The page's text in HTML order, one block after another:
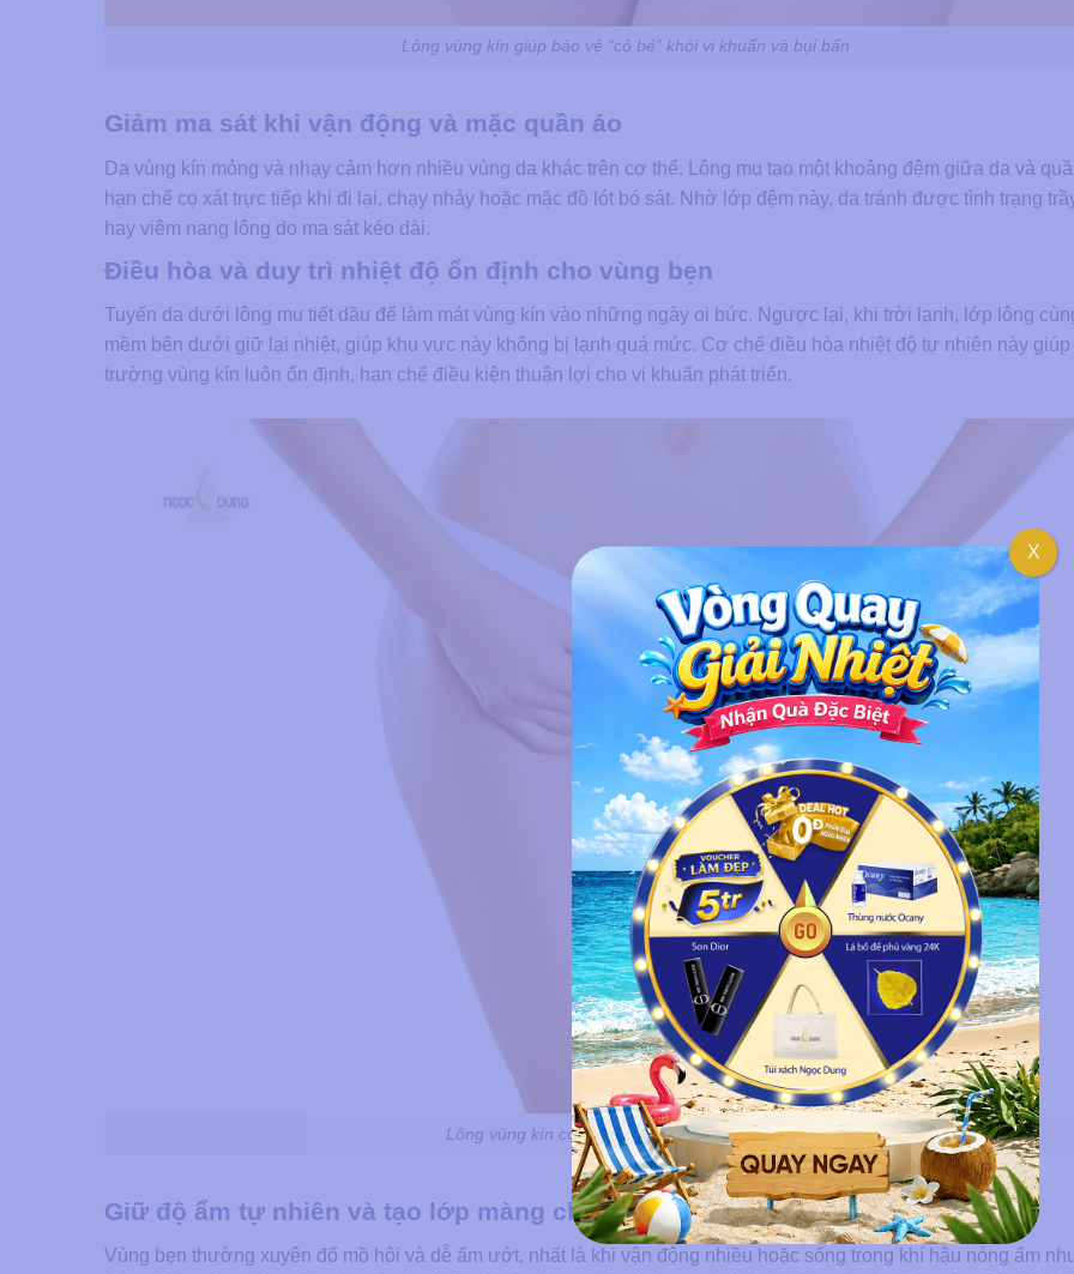
Lông vùng kín giúp bảo vệ “cô bé” khỏi vi khuẩn và bụi bẩn
Giảm ma sát khi vận động và mặc quần áo
Da vùng kín mỏng và nhạy cảm hơn nhiều vùng da khác trên cơ thể. Lông mu tạo một khoảng đệm giữa da và
hạn chế cọ xát trực tiếp khi đi lại, chạy nhảy hoặc mặc đồ lót bó sát. Nhờ lớp đệm này, da tránh được tình trạng
hay viêm nang lông do ma sát kéo dài.
Điều hòa và duy trì nhiệt độ ổn định cho vùng bẹn
Tuyến da dưới lông mu tiết dầu để làm mát vùng kín vào những ngày oi bức. Ngược lại, khi trời lạnh, lớp lông
mềm bên dưới giữ lại nhiệt, giúp khu vực này không bị lạnh quá mức. Cơ chế điều hòa nhiệt độ tự nhiên này giúp
trường vùng kín luôn ổn định, hạn chế điều kiện thuận lợi cho vi khuẩn phát triển.
Lông vùng kín còn giúp điều tiết dầu vùng bikini
Giữ độ ẩm tự nhiên và tạo lớp màng chống dính
Vùng bẹn thường xuyên đổ mồ hôi và dễ ẩm ướt, nhất là khi vận động nhiều hoặc sống trong khí hậu nóng ẩm
X